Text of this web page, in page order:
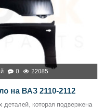
0 22085
на ВАЗ 2110-2112
деталей, которая подвержена